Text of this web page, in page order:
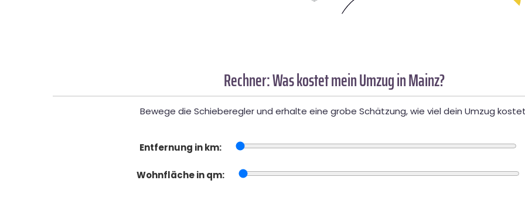
Rechner: Was kostet mein Umzug in Mainz?
Bewege die Schieberegler und erhalte eine grobe Schätzung, wie viel dein Umzug
Entfernung in km:
Wohnfläche in qm: